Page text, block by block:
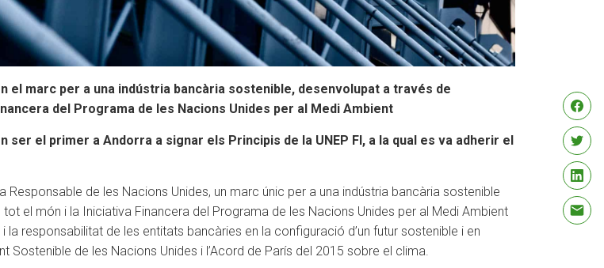
el marc per a una indústria bancària sostenible, desenvolupat a través de
del Programa de les Nacions Unides per al Medi Ambient
ser el primer a Andorra a signar els Principis de la UNEP FI, a la qual es va adherir el
de les Nacions Unides, un marc únic per a una indústria bancària sostenible
el món i la Iniciativa Financera del Programa de les Nacions Unides per al Medi Ambient
responsabilitat de les entitats bancàries en la configuració d’un futur sostenible i en
de les Nacions Unides i l’Acord de París del 2015 sobre el clima.